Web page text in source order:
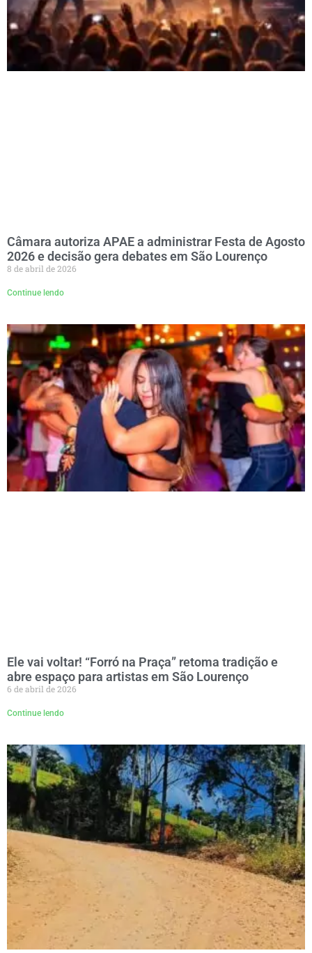
Câmara autoriza APAE a administrar Festa de Agosto
2026 e decisão gera debates em São Lourenço
8 de abril de 2026
Continue lendo
Ele vai voltar! “Forró na Praça” retoma tradição e
abre espaço para artistas em São Lourenço
6 de abril de 2026
Continue lendo